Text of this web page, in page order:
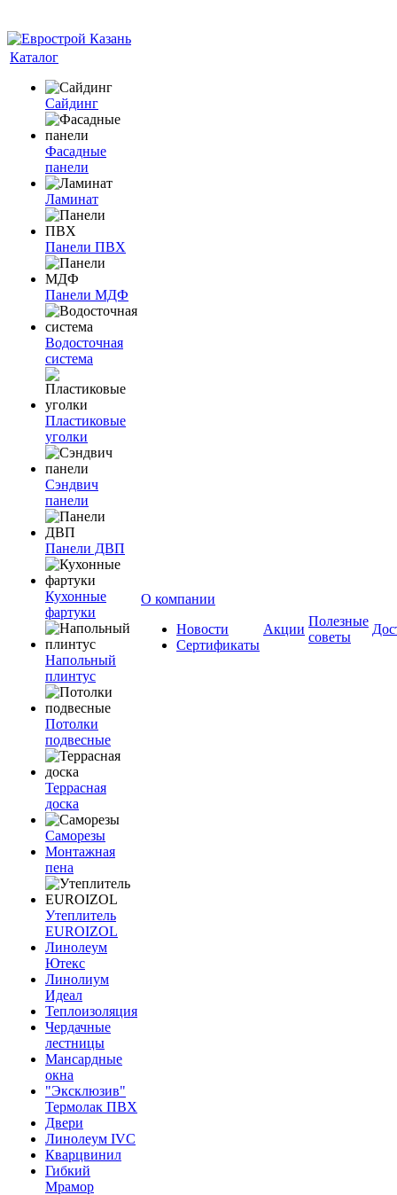
Каталог
Сайдинг
Фасадные
панели
Ламинат
Панели ПВХ
Панели МДФ
Водосточная
система
Пластиковые
уголки
Сэндвич
панели
Панели ДВП
Кухонные
фартуки
Напольный
плинтус
Потолки
подвесные
Террасная
доска
Саморезы
Монтажная
пена
Утеплитель
EUROIZOL
Линолеум
Ютекс
Линолиум
Идеал
Теплоизоляция
Чердачные
лестницы
Мансардные
окна
"Эксклюзив"
Термолак ПВХ
Двери
Линолеум IVC
Кварцвинил
Гибкий
Мрамор
О компании
Новости
Сертификаты
Акции
Полезные
советы